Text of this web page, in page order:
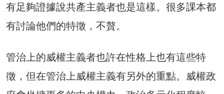
有足夠證據說共產主義者也是這樣。很多課本都
有討論他們的特徵，不贅。
管治上的威權主義者也許在性格上也有這些特
徵，但在管治上威權主義有另外的重點。威權政